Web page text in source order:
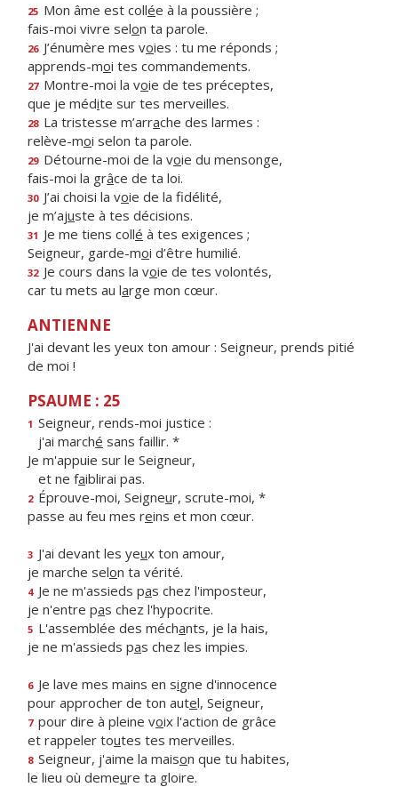
25 Mon âme est collée à la poussière ;
fais-moi vivre selon ta parole.
26 J’énumère mes voies : tu me réponds ;
apprends-moi tes commandements.
27 Montre-moi la voie de tes préceptes,
que je médite sur tes merveilles.
28 La tristesse m’arrache des larmes :
relève-moi selon ta parole.
29 Détourne-moi de la voie du mensonge,
fais-moi la grâce de ta loi.
30 J’ai choisi la voie de la fidélité,
je m’ajuste à tes décisions.
31 Je me tiens collé à tes exigences ;
Seigneur, garde-moi d’être humilié.
32 Je cours dans la voie de tes volontés,
car tu mets au large mon cœur.
ANTIENNE
J'ai devant les yeux ton amour : Seigneur, prends pitié
de moi !
PSAUME : 25
1 Seigneur, rends-moi justice :
j'ai marché sans faillir. *
Je m'appuie sur le Seigneur,
et ne faiblirai pas.
2 Éprouve-moi, Seigneur, scrute-moi, *
passe au feu mes reins et mon cœur.
3 J'ai devant les yeux ton amour,
je marche selon ta vérité.
4 Je ne m'assieds pas chez l'imposteur,
je n'entre pas chez l'hypocrite.
5 L'assemblée des méchants, je la hais,
je ne m'assieds pas chez les impies.
6 Je lave mes mains en signe d'innocence
pour approcher de ton autel, Seigneur,
7 pour dire à pleine voix l'action de grâce
et rappeler toutes tes merveilles.
8 Seigneur, j'aime la maison que tu habites,
le lieu où demeure ta gloire.